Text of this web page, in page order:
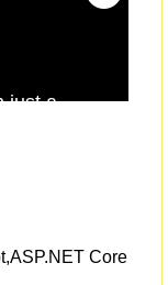
just a
Core